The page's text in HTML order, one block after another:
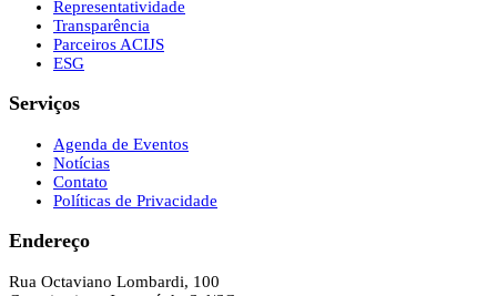
Representatividade
Transparência
Parceiros ACIJS
ESG
Serviços
Agenda de Eventos
Notícias
Contato
Políticas de Privacidade
Endereço
Rua Octaviano Lombardi, 100